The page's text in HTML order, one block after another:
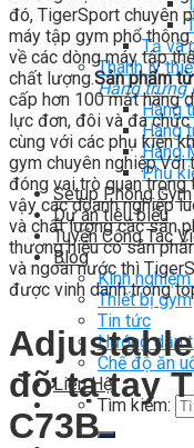
Tạ và
Thanh lý
Hàng trưng
Hàng
Hàng
Hàng
Phụ
Setup Phòng Gym
Dự án tiêu biểu
Tuyển Cộng Tác
Blog
Kinh
Thiết bị gym
Tin tức
Hướng dẫn
Chế độ ăn
Liên Hệ
Tìm kiếm:
đó, TigerSport chuyên
máy tập gym phổ
về các dòng máy tập
chất lượng.Sản phẩm
cấp hơn 100 mặt hàng
lực đơn, đôi và đa chức
cùng với các phụ kiện
gym chuyên nghiệp.Với
đóng vai trò quan trọng
vậy các doanh nghiệp
và chất lượng các sản
thương hiệu có sản
và ngoài nước thì
được vinh danh trong
đỡ tạ tay
C73B